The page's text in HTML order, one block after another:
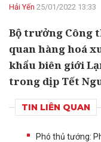
Hải Yến 25/01/2022 13:33
Bộ trưởng Công
quan hàng hoá
khẩu biên giới
trong dịp Tết
TIN LIÊN QUAN
Phó thủ tướng: